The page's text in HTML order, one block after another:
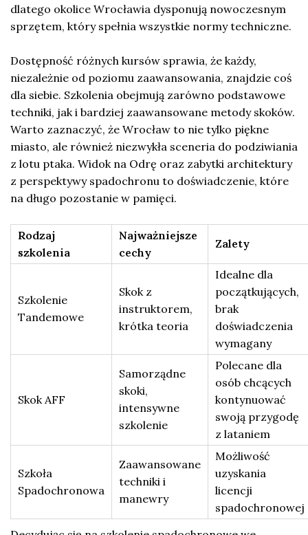
dlatego okolice Wrocławia dysponują nowoczesnym
sprzętem, który spełnia wszystkie normy techniczne.
Dostępność różnych kursów sprawia, że każdy,
niezależnie od poziomu zaawansowania, znajdzie coś
dla siebie. Szkolenia obejmują zarówno podstawowe
techniki, jak i bardziej zaawansowane metody skoków.
Warto zaznaczyć, że Wrocław to nie tylko piękne
miasto, ale również niezwykła sceneria do podziwiania
z lotu ptaka. Widok na Odrę oraz zabytki architektury
z perspektywy spadochronu to doświadczenie, które
na długo pozostanie w pamięci.
Rodzaj
szkolenia
Najważniejsze
cechy
Zalety
Szkolenie
Tandemowe
Skok z
instruktorem,
krótka teoria
Idealne dla
początkujących,
brak
doświadczenia
wymagany
Skok AFF
Samorządne
skoki,
intensywne
szkolenie
Polecane dla
osób chcących
kontynuować
swoją przygodę
z lataniem
Szkoła
Spadochronowa
Zaawansowane
techniki i
manewry
Możliwość
uzyskania
licencji
spadochronowej